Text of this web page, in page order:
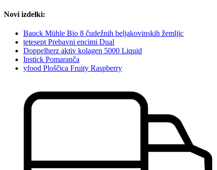
Novi izdelki:
Bauck Mühle Bio 8 čudežnih beljakovinskih žemljic
tetesept Prebavni encimi Dual
Doppelherz aktiv kolagen 5000 Liquid
Instick Pomaranča
yfood Ploščica Fruity Raspberry